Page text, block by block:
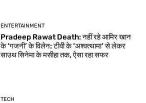
ENTERTAINMENT
Pradeep Rawat Death: नहीं रहे आमिर खान
के ‘गजनी’ के विलेन: टीवी के ‘अश्वत्थामा’ से लेकर
साउथ सिनेमा के मसीहा तक, ऐसा रहा सफर
TECH